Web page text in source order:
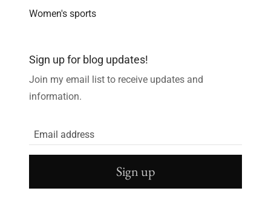
Women's sports
Sign up for blog updates!
Join my email list to receive updates and
information.
Sign up